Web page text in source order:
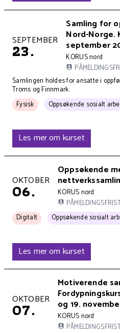
Kursets
Samling for
Nord-Norge.
september
Kursets arrangør er
KORUS nord
Kurset holdes
SEPTEMBER
23.
Kort beskrivelse av kurset:
Samlingen holdes for ansatte i
Troms og Finnmark.
Kurset arrangeres
Fysisk Kurset har 1 tema
Oppsøkende sosialt
Les mer om kurset
Kursets overskrift
Oppsøkende
Kursets arrangør er
KORUS nord
Kurset holdes
OKTOBER
06.
Kurset arrangeres
Digitalt Kurset har 1 tema
Oppsøkende sosialt
Les mer om kurset
Kursets overskrift
Motiverende
og 19.
Kursets arrangør er
KORUS nord
Kurset holdes
OKTOBER
07.